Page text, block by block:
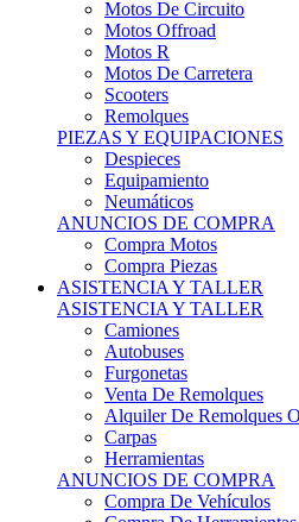
Motos R
Motos De Carretera
Scooters
Remolques
PIEZAS Y EQUIPACIONES
Despieces
Equipamiento
Neumáticos
ANUNCIOS DE COMPRA
Compra Motos
Compra Piezas
ASISTENCIA Y TALLER
ASISTENCIA Y TALLER
Camiones
Autobuses
Furgonetas
Venta De Remolques
Alquiler De Remolques O
Carpas
Herramientas
ANUNCIOS DE COMPRA
Compra De Vehículos
Compra De Herramientas